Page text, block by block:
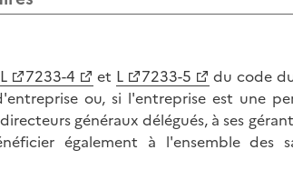
L 7233-4 et L 7233-5
du code
ou, si l'entreprise est une
généraux délégués, à ses
également à l'ensemble des